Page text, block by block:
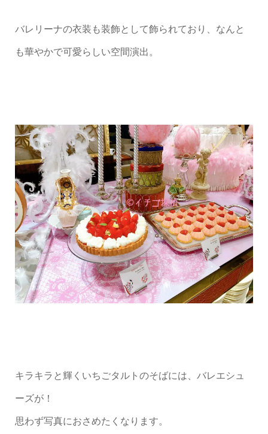
バレリーナの衣装も装飾として飾られており、なんと
も華やかで可愛らしい空間演出。
キラキラと輝くいちごタルトのそばには、バレエシュ
ーズが！
思わず写真におさめたくなります。